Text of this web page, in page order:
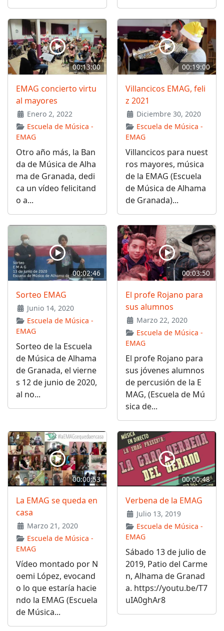
00:13:00
EMAG concierto virtu
al mayores
Enero 2, 2022
Escuela de Música -
EMAG
Otro año más, la Ban
da de Música de Alha
ma de Granada, dedi
ca un vídeo felicitand
o a...
00:19:00
Villancicos EMAG, feli
z 2021
Diciembre 30, 2020
Escuela de Música -
EMAG
Villancicos para nuest
ros mayores, música
de la EMAG (Escuela
de Música de Alhama
de Granada)...
00:02:46
Sorteo EMAG
Junio 14, 2020
Escuela de Música -
EMAG
Sorteo de la Escuela
de Música de Alhama
de Granada, el vierne
s 12 de junio de 2020,
al no...
00:03:50
El profe Rojano para
sus alumnos
Marzo 22, 2020
Escuela de Música -
EMAG
El profe Rojano para
sus jóvenes alumnos
de percusión de la E
MAG, (Escuela de Mú
sica de...
00:00:53
La EMAG se queda en
casa
Marzo 21, 2020
Escuela de Música -
EMAG
Vídeo montado por N
oemi López, evocand
o lo que estaría hacie
ndo la EMAG (Escuela
de Música...
00:00:48
Verbena de la EMAG
Julio 13, 2019
Escuela de Música -
EMAG
Sábado 13 de julio de
2019, Patio del Carme
n, Alhama de Granad
a. https://youtu.be/T7
uIA0ghAr8